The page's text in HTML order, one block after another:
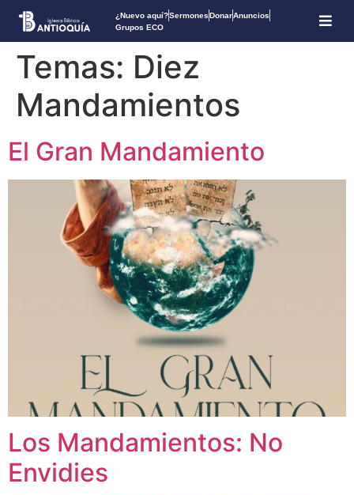
¿Nuevo aquí?Sermones DonarAnuncios
Grupos ECO
Temas: Diez
Mandamientos
El Gran Mandamiento
Los Mandamientos: No
Envidies